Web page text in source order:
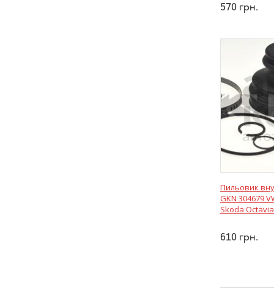
570 грн.
Пильовик
GKN 304679
Skoda Octavia
610 грн.